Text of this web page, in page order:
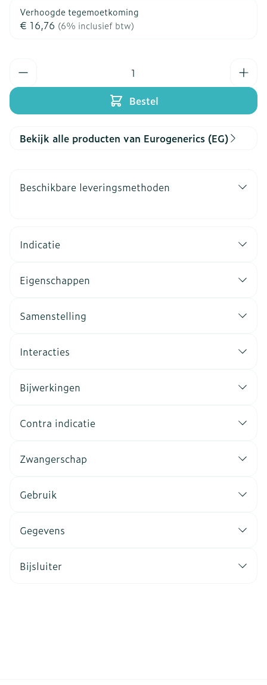
Verhoogde tegemoetkoming
€ 16,76 (6% inclusief btw)
Bestel
Bekijk alle producten van Eurogenerics (EG)
Beschikbare leveringsmethoden
Indicatie
Eigenschappen
Samenstelling
Interacties
Bijwerkingen
Contra indicatie
Zwangerschap
Gebruik
Gegevens
Bijsluiter